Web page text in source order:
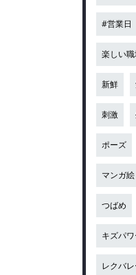
#営業日
楽しい
新鮮
刺激
ポーズ
マンガ絵
つばめ
キズパ
レクバレ